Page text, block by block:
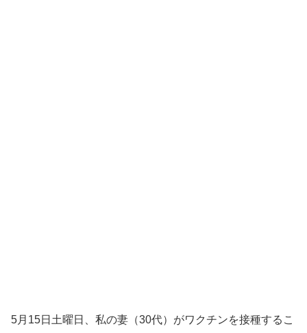
5月15日土曜日、私の妻（30代）がワクチンを接種するこ